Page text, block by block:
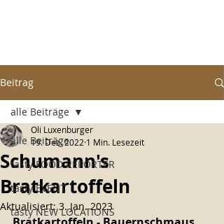
Beitrag
alle Beiträge
tasty FOOD REPORTER
tasty EVENT
tasty NEW LOCATIONS
alle Beiträge
Schumann's
Bratkartoffeln
Oli Luxenburger
19. Dez. 2022 1 Min. Lesezeit
Aktualisiert:3. Jan. 2023